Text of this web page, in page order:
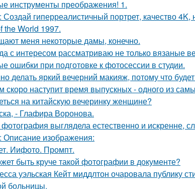
инструменты преображения! 1.
гиперреалистичный портрет, качество
the World 1997.
меня некоторые дамы, конечно.
с интересом рассматриваю не только вязаные
ошибки при подготовке к фотосессии в студии.
делать яркий вечерний макияж, потому что
скоро наступит время выпускных - одного из
на китайскую вечеринку женщине?
- Глафира Воронова.
выглядела естественно и искренне,
Описание изображения:
Иифото. Промпт.
быть круче такой фотографии в документе?
уэльская Кейт миддлтон очаровала публику
больницы.